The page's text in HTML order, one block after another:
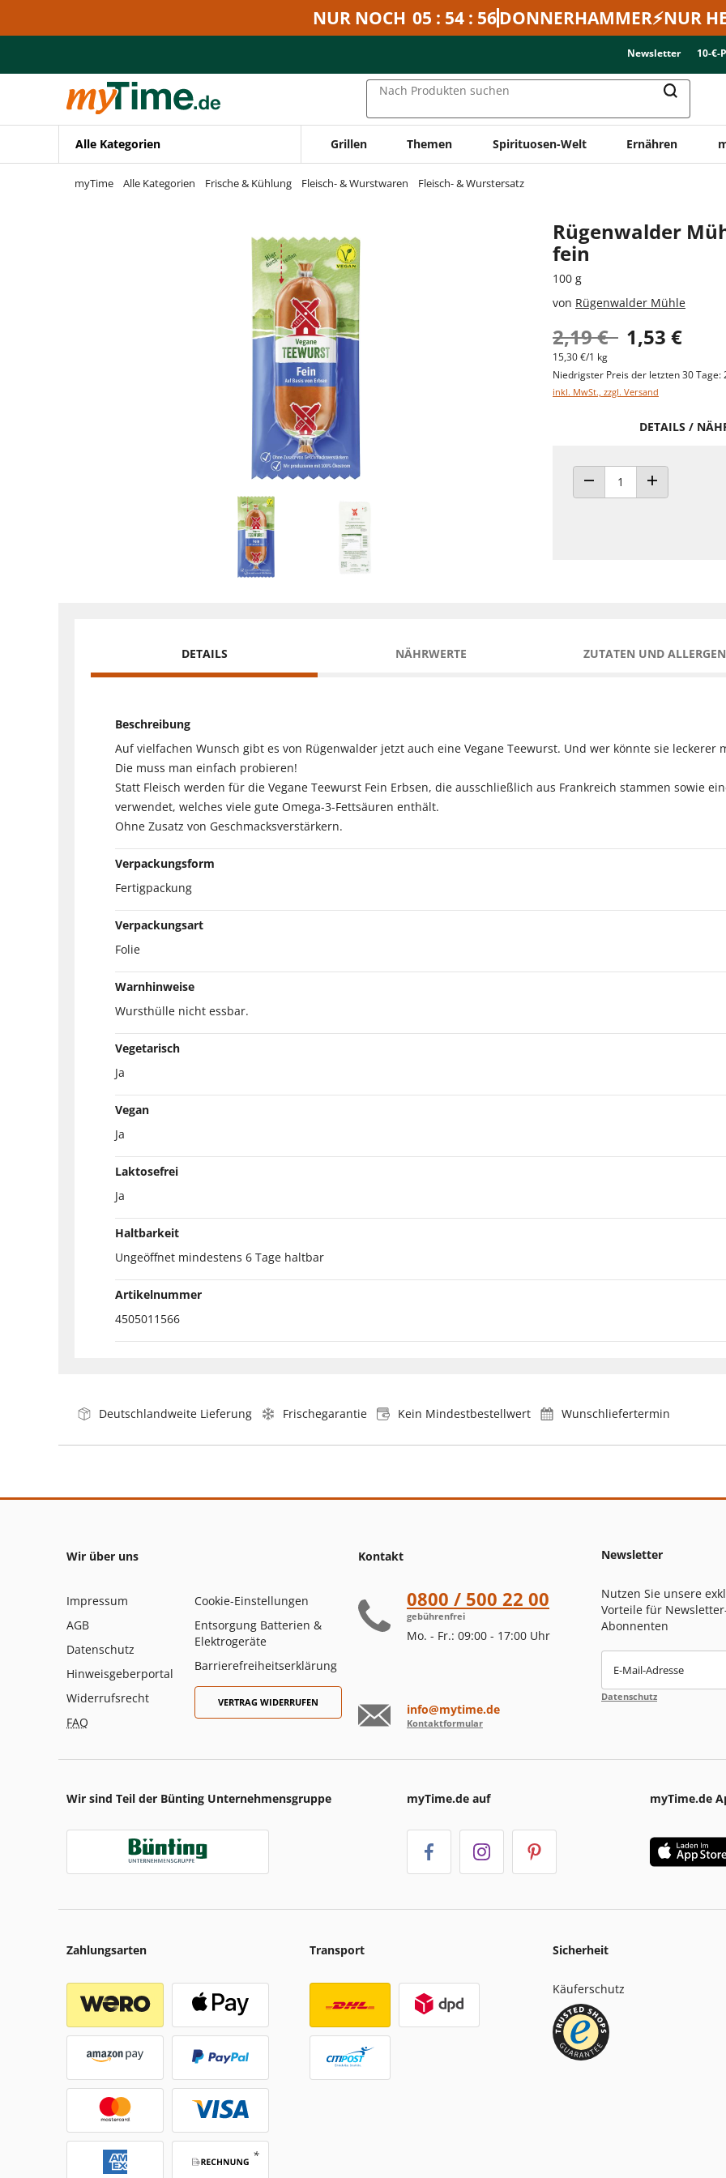
Zur Navigation springen
NUR NOCH 05 : 54 : 56DONNERHAMMER⚡NUR
Newsletter 10-€-
Nach Produkten suchen
Alle Kategorien Grillen Themen Spirituosen-Welt Ernähren
myTime Alle Kategorien Frische & Kühlung Fleisch- & Wurstwaren Fleisch- & Wurstersatz
Rügenwalder
fein
100 g
von Rügenwalder Mühle
2,19 € 1,53 €
15,30 €/1 kg
Niedrigster Preis der letzten 30 Tage:
inkl. MwSt., zzgl. Versand
DETAILS /
ANZAHL VERRINGERN
ANZAHL
DETAILS NÄHRWERTE ZUTATEN UND
Beschreibung
Auf vielfachen Wunsch gibt es von Rügenwalder jetzt auch eine Vegane Teewurst. Und wer könnte sie
Die muss man einfach probieren!
Statt Fleisch werden für die Vegane Teewurst Fein Erbsen, die ausschließlich aus Frankreich stammen sowie
verwendet, welches viele gute Omega-3-Fettsäuren enthält.
Ohne Zusatz von Geschmacksverstärkern.
Verpackungsform
Fertigpackung
Verpackungsart
Folie
Warnhinweise
Wursthülle nicht essbar.
Vegetarisch
Ja
Vegan
Ja
Laktosefrei
Ja
Haltbarkeit
Ungeöffnet mindestens 6 Tage haltbar
Artikelnummer
4505011566
Deutschlandweite Lieferung Frischegarantie Kein Mindestbestellwert Wunschliefertermin
Wir über uns
Impressum
AGB
Datenschutz
Hinweisgeberportal
Widerrufsrecht
FAQ
Cookie-Einstellungen
Entsorgung Batterien &
Elektrogeräte
Barrierefreiheitserklärung
VERTRAG WIDERRUFEN
Kontakt
0800 / 500 22 00
gebührenfrei
Mo. - Fr.: 09:00 - 17:00 Uhr
info@mytime.de
Kontaktformular
Newsletter
Nutzen Sie unsere
Vorteile für
Abonnenten
E-Mail-Adresse
Datenschutz
Wir sind Teil der Bünting Unternehmensgruppe myTime.de auf myTime.de
Zahlungsarten Transport Sicherheit
Käuferschutz